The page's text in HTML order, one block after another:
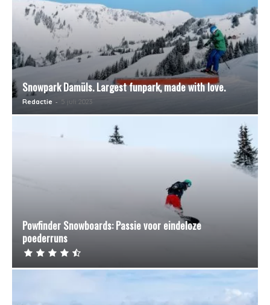
Snowpark Damüls. Largest funpark, made with love.
Redactie - 5 juli 2023
Powfinder Snowboards: Passie voor eindeloze
poederruns